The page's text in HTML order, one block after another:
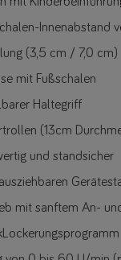
Innenabstand
(3,5 cm / 7,0 cm)
mit Fußschalen
Haltegriff
(13cm
und standsicher
mit sanftem An-